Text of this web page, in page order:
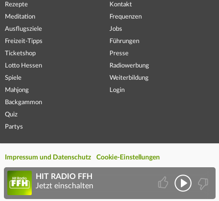
Rezepte
Meditation
Ausflugsziele
Freizeit-Tipps
Ticketshop
Lotto Hessen
Spiele
Mahjong
Backgammon
Quiz
Partys
Kontakt
Frequenzen
Jobs
Führungen
Presse
Radiowerbung
Weiterbildung
Login
Impressum und Datenschutz Cookie-Einstellungen
HIT RADIO FFH
Jetzt einschalten